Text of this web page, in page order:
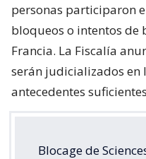
personas participaron
bloqueos o intentos de
Francia. La Fiscalía
serán judicializados
antecedentes
Blocage de